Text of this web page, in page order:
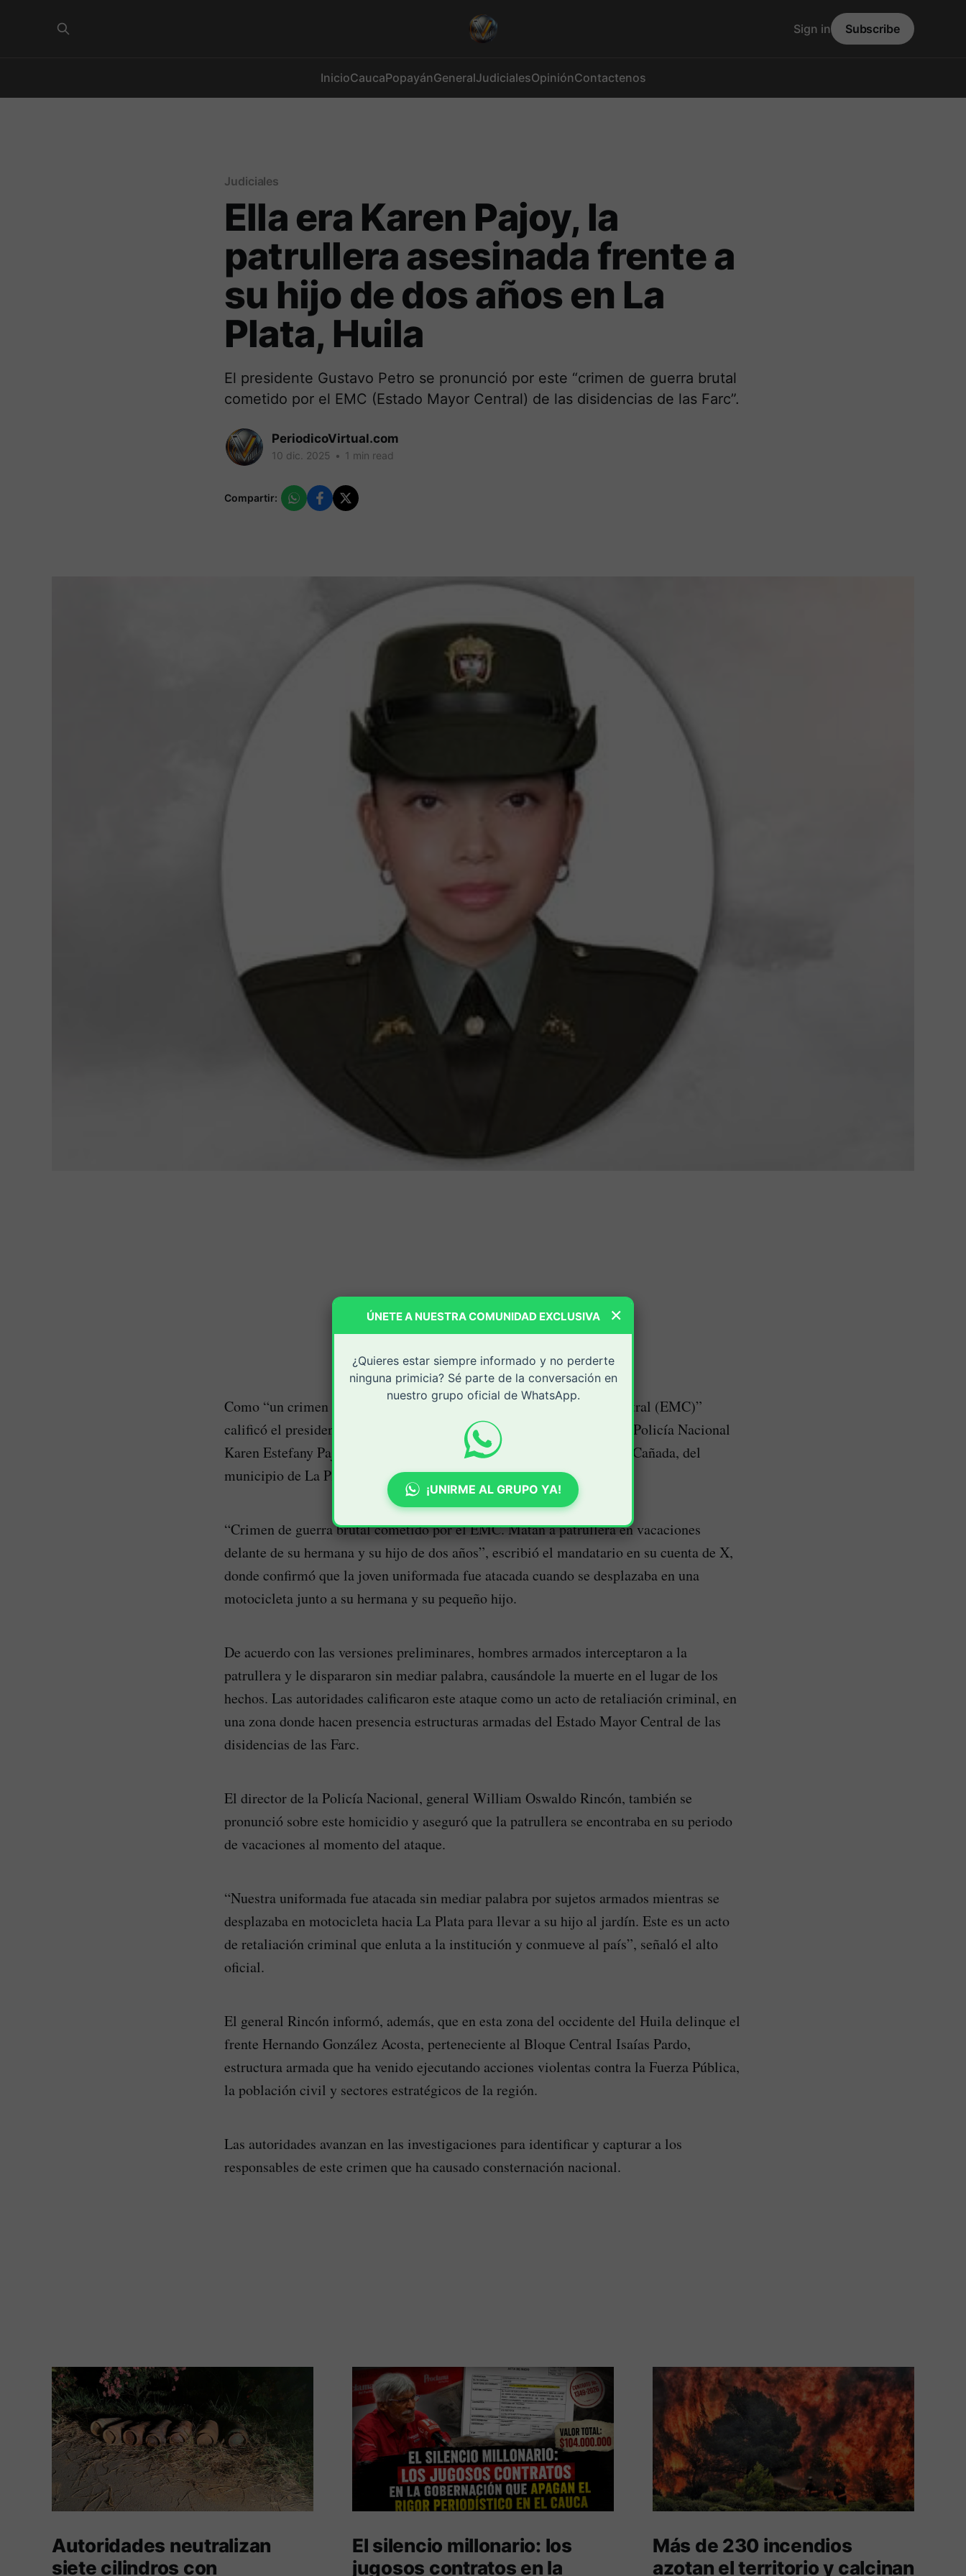
InicioCaucaPopayánGeneralJudicialesOpiniónContactenos
Sign in Subscribe
Judiciales
Ella era Karen Pajoy, la
patrullera asesinada frente a
su hijo de dos años en La
Plata, Huila
El presidente Gustavo Petro se pronunció por este “crimen de guerra brutal
cometido por el EMC (Estado Mayor Central) de las disidencias de las Farc”.
PeriodicoVirtual.com
10 dic. 2025 • 1 min read
Compartir:
Como “un crimen de guerra brutal cometido por el Estado Mayor Central (EMC)”
calificó el presidente Gustavo Petro, el asesinato de la patrullera de la Policía Nacional
Karen Estefany Pajoy Candela, de 21 años, ocurrido en la vereda Alto Cañada, del
municipio de La Plata, Huila.
“Crimen de guerra brutal cometido por el EMC. Matan a patrullera en vacaciones
delante de su hermana y su hijo de dos años”, escribió el mandatario en su cuenta de X,
donde confirmó que la joven uniformada fue atacada cuando se desplazaba en una
motocicleta junto a su hermana y su pequeño hijo.
De acuerdo con las versiones preliminares, hombres armados interceptaron a la
patrullera y le dispararon sin mediar palabra, causándole la muerte en el lugar de los
hechos. Las autoridades calificaron este ataque como un acto de retaliación criminal, en
una zona donde hacen presencia estructuras armadas del Estado Mayor Central de las
disidencias de las Farc.
El director de la Policía Nacional, general William Oswaldo Rincón, también se
pronunció sobre este homicidio y aseguró que la patrullera se encontraba en su periodo
de vacaciones al momento del ataque.
“Nuestra uniformada fue atacada sin mediar palabra por sujetos armados mientras se
desplazaba en motocicleta hacia La Plata para llevar a su hijo al jardín. Este es un acto
de retaliación criminal que enluta a la institución y conmueve al país”, señaló el alto
oficial.
El general Rincón informó, además, que en esta zona del occidente del Huila delinque el
frente Hernando González Acosta, perteneciente al Bloque Central Isaías Pardo,
estructura armada que ha venido ejecutando acciones violentas contra la Fuerza Pública,
la población civil y sectores estratégicos de la región.
Las autoridades avanzan en las investigaciones para identificar y capturar a los
responsables de este crimen que ha causado consternación nacional.
Autoridades neutralizan
siete cilindros con
El silencio millonario: los
jugosos contratos en la
Más de 230 incendios
azotan el territorio y calcinan
×
ÚNETE A NUESTRA COMUNIDAD EXCLUSIVA
¿Quieres estar siempre informado y no perderte
ninguna primicia? Sé parte de la conversación en
nuestro grupo oficial de WhatsApp.
¡UNIRME AL GRUPO YA!